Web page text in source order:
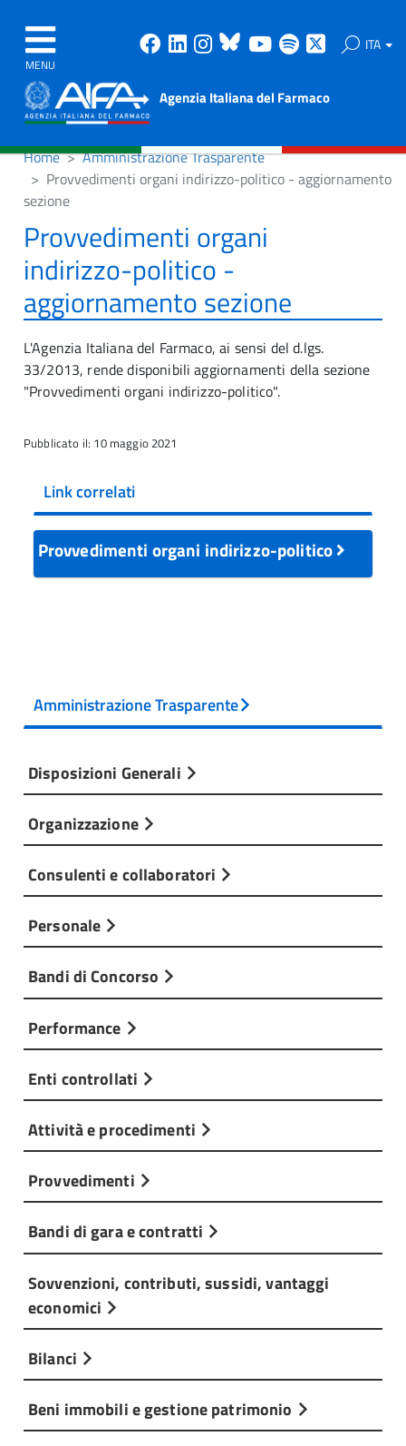
MENU
Facebook
Linkedin
Instagram
Bluesky
Youtube
Spotify ITA
Agenzia Italiana del Farmaco
Home
Amministrazione Trasparente
Provvedimenti organi indirizzo-politico - aggiornamento
sezione
Provvedimenti organi
indirizzo-politico -
aggiornamento sezione
L'Agenzia Italiana del Farmaco, ai sensi del d.lgs.
33/2013, rende disponibili aggiornamenti della sezione
"Provvedimenti organi indirizzo-politico".
Pubblicato il: 10 maggio 2021
Link correlati
Provvedimenti organi indirizzo-politico
Amministrazione Trasparente
Disposizioni Generali
Organizzazione
Consulenti e collaboratori
Personale
Bandi di Concorso
Performance
Enti controllati
Attività e procedimenti
Provvedimenti
Bandi di gara e contratti
Sovvenzioni, contributi, sussidi, vantaggi
economici
Bilanci
Beni immobili e gestione patrimonio